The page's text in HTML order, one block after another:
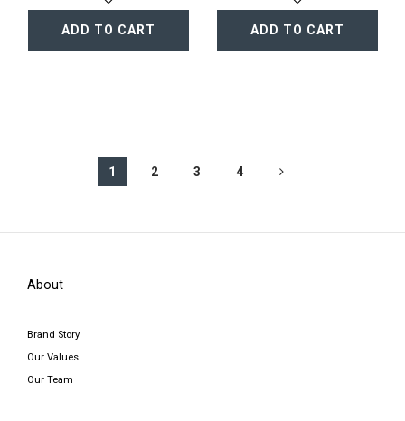
ADD TO CART ADD TO CART
1 2 3 4
About
Brand Story
Our Values
Our Team